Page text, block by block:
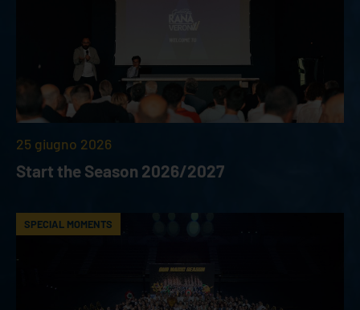
25 giugno 2026
Start the Season 2026/2027
SPECIAL MOMENTS